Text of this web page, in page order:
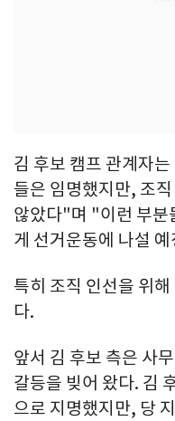
김 후보 캠프 관계자
들은 임명했지만, 조
않았다"며 "이런 부분
게 선거운동에 나설
특히 조직 인선을 위
다.
앞서 김 후보 측은 사
갈등을 빚어 왔다. 김
으로 지명했지만, 당